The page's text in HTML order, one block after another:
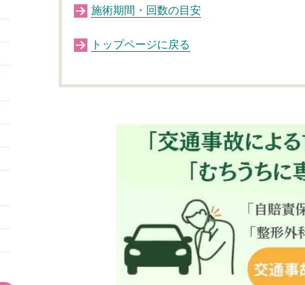
施術期間・回数の目安
トップページに戻る